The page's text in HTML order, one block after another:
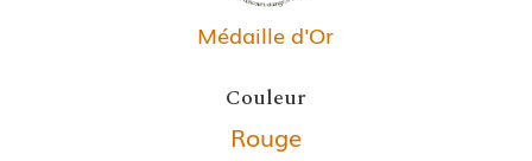
Médaille d'Or
Couleur
Rouge